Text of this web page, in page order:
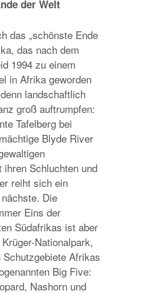
der Welt
das „schönste Ende
das nach dem
1994 zu einem
in Afrika geworden
landschaftlich
groß auftrumpfen:
Tafelberg bei
Blyde River
ihren Schluchten und
reiht sich ein
Die
Eins der
Südafrikas ist aber
Nationalpark,
Afrikas
Big Five:
Nashorn und